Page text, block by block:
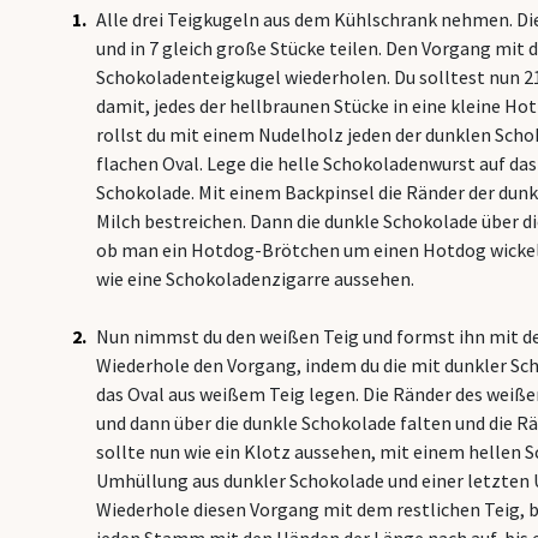
Alle drei Teigkugeln aus dem Kühlschrank nehmen.
und in 7 gleich große Stücke teilen. Den Vorgang mit
Schokoladenteigkugel wiederholen. Du solltest nun
damit, jedes der hellbraunen Stücke in eine kleine
rollst du mit einem Nudelholz jeden der dunklen
flachen Oval. Lege die helle Schokoladenwurst auf
Schokolade. Mit einem Backpinsel die Ränder der
Milch bestreichen. Dann die dunkle Schokolade über
ob man ein Hotdog-Brötchen um einen Hotdog
wie eine Schokoladenzigarre aussehen.
Nun nimmst du den weißen Teig und formst ihn mit
Wiederhole den Vorgang, indem du die mit dunkler
das Oval aus weißem Teig legen. Die Ränder des
und dann über die dunkle Schokolade falten und die
sollte nun wie ein Klotz aussehen, mit einem hellen
Umhüllung aus dunkler Schokolade und einer letzten
Wiederhole diesen Vorgang mit dem restlichen Teig,